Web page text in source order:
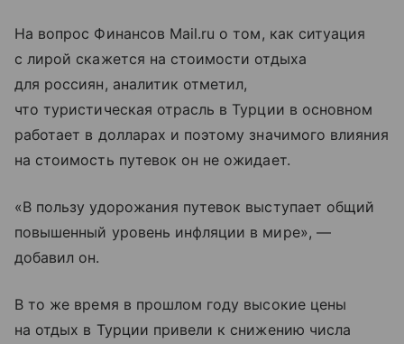
На вопрос Финансов Mail.ru о том, как ситуация
с лирой скажется на стоимости отдыха
для россиян, аналитик отметил,
что туристическая отрасль в Турции в основном
работает в долларах и поэтому значимого влияния
на стоимость путевок он не ожидает.
«В пользу удорожания путевок выступает общий
повышенный уровень инфляции в мире», —
добавил он.
В то же время в прошлом году высокие цены
на отдых в Турции привели к снижению числа